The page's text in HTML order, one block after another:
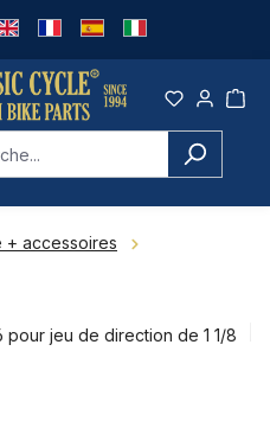
+ accessoires